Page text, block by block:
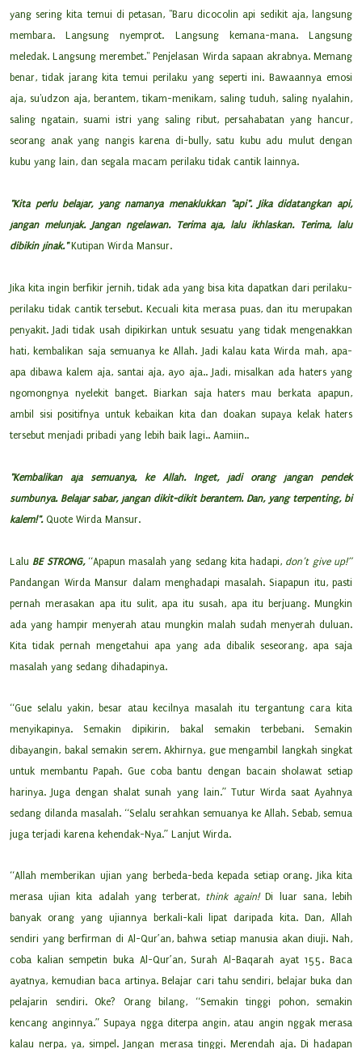
yang sering kita temui di petasan, "Baru dicocolin api sedikit aja, langsung
membara. Langsung nyemprot. Langsung kemana-mana. Langsung
meledak. Langsung merembet." Penjelasan Wirda sapaan akrabnya. Memang
benar, tidak jarang kita temui perilaku yang seperti ini. Bawaannya emosi
aja, su'udzon aja, berantem, tikam-menikam, saling tuduh, saling nyalahin,
saling ngatain, suami istri yang saling ribut, persahabatan yang hancur,
seorang anak yang nangis karena di-bully, satu kubu adu mulut dengan
kubu yang lain, dan segala macam perilaku tidak cantik lainnya.
"Kita perlu belajar, yang namanya menaklukkan "api". Jika didatangkan api,
jangan melunjak. Jangan ngelawan. Terima aja, lalu ikhlaskan. Terima, lalu
dibikin jinak."Kutipan Wirda Mansur.
Jika kita ingin berfikir jernih, tidak ada yang bisa kita dapatkan dari perilaku-
perilaku tidak cantik tersebut. Kecuali kita merasa puas, dan itu merupakan
penyakit. Jadi tidak usah dipikirkan untuk sesuatu yang tidak mengenakkan
hati, kembalikan saja semuanya ke Allah. Jadi kalau kata Wirda mah, apa-
apa dibawa kalem aja, santai aja, ayo aja.. Jadi, misalkan ada haters yang
ngomongnya nyelekit banget. Biarkan saja haters mau berkata apapun,
ambil sisi positifnya untuk kebaikan kita dan doakan supaya kelak haters
tersebut menjadi pribadi yang lebih baik lagi.. Aamiin..
"Kembalikan aja semuanya, ke Allah. Inget, jadi orang jangan pendek
sumbunya. Belajar sabar, jangan dikit-dikit berantem. Dan, yang terpenting, bi
kalem!". Quote Wirda Mansur.
LaluBE STRONG, “Apapun masalah yang sedang kita hadapi, don’t give up!”
Pandangan Wirda Mansur dalam menghadapi masalah. Siapapun itu, pasti
pernah merasakan apa itu sulit, apa itu susah, apa itu berjuang. Mungkin
ada yang hampir menyerah atau mungkin malah sudah menyerah duluan.
Kita tidak pernah mengetahui apa yang ada dibalik seseorang, apa saja
masalah yang sedang dihadapinya.
“Gue selalu yakin, besar atau kecilnya masalah itu tergantung cara kita
menyikapinya. Semakin dipikirin, bakal semakin terbebani. Semakin
dibayangin, bakal semakin serem. Akhirnya, gue mengambil langkah singkat
untuk membantu Papah. Gue coba bantu dengan bacain sholawat setiap
harinya. Juga dengan shalat sunah yang lain.” Tutur Wirda saat Ayahnya
sedang dilanda masalah. “Selalu serahkan semuanya ke Allah. Sebab, semua
juga terjadi karena kehendak-Nya.” Lanjut Wirda.
“Allah memberikan ujian yang berbeda-beda kepada setiap orang. Jika kita
merasa ujian kita adalah yang terberat, think again!Di luar sana, lebih
banyak orang yang ujiannya berkali-kali lipat daripada kita. Dan, Allah
sendiri yang berfirman di Al-Qur’an, bahwa setiap manusia akan diuji. Nah,
coba kalian sempetin buka Al-Qur’an, Surah Al-Baqarah ayat 155. Baca
ayatnya, kemudian baca artinya. Belajar cari tahu sendiri, belajar buka dan
pelajarin sendiri. Oke? Orang bilang, “Semakin tinggi pohon, semakin
kencang anginnya.” Supaya ngga diterpa angin, atau angin nggak merasa
kalau nerpa, ya, simpel. Jangan merasa tinggi. Merendah aja. Di hadapan